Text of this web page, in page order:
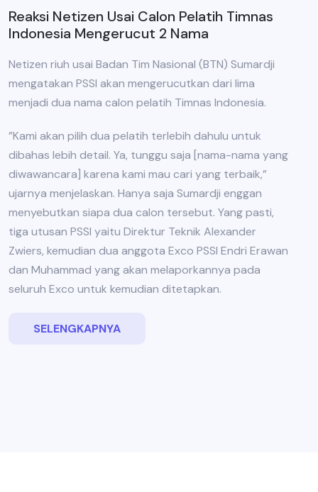
Reaksi Netizen Usai Calon Pelatih Timnas
Indonesia Mengerucut 2 Nama
Netizen riuh usai Badan Tim Nasional (BTN) Sumardji
mengatakan PSSI akan mengerucutkan dari lima
menjadi dua nama calon pelatih Timnas Indonesia.
”Kami akan pilih dua pelatih terlebih dahulu untuk
dibahas lebih detail. Ya, tunggu saja [nama-nama yang
diwawancara] karena kami mau cari yang terbaik,”
ujarnya menjelaskan. Hanya saja Sumardji enggan
menyebutkan siapa dua calon tersebut. Yang pasti,
tiga utusan PSSI yaitu Direktur Teknik Alexander
Zwiers, kemudian dua anggota Exco PSSI Endri Erawan
dan Muhammad yang akan melaporkannya pada
seluruh Exco untuk kemudian ditetapkan.
SELENGKAPNYA